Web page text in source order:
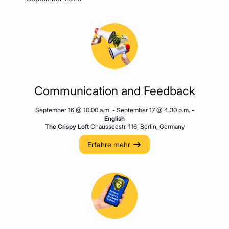
Communication and Feedback
September 16 @ 10:00 a.m.- September 17 @ 4:30 p.m. -
English
The Crispy Loft Chausseestr. 116, Berlin, Germany
Erfahre mehr